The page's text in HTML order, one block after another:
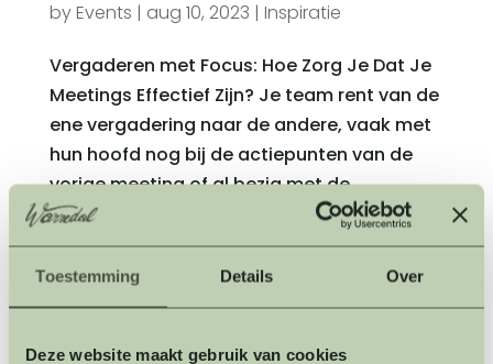
Toestemming Details Over
Deze website maakt gebruik van cookies
byEvents | aug 10, 2023 | Inspiratie
Vergaderen met Focus: Hoe Zorg Je Dat Je
Meetings Effectief Zijn? Je team rent van de
ene vergadering naar de andere, vaak met
hun hoofd nog bij de actiepunten van de
vorige meeting of al bezig met de
voorbereiding van de volgende. Maar deze
vergadering is ook...